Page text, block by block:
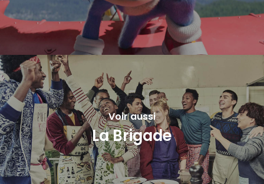
Voir aussi
La Brigade